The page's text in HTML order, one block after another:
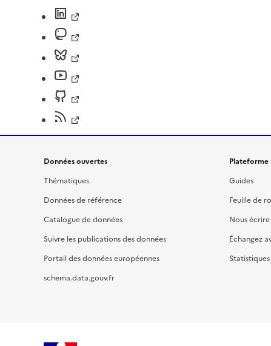
Données ouvertes
Thématiques
Données de référence
Catalogue de données
Suivre les publications des données
Portail des données européennes
schema.data.gouv.fr
Plateforme
Guides
Feuille de
Nous écrire
Échangez
Statistiques